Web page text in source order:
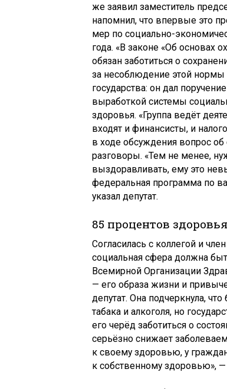
же заявил заместитель
напомнил, что впервые это
мер по социально-
года. «В законе «Об основах
обязан заботиться о
за несоблюдение этой нормы
государства: он дал
выработкой системы
здоровья. «Группа ведёт
входят и финансисты, и
в ходе обсуждения вопрос об
разговоры. «Тем не менее,
выздоравливать, ему это
федеральная программа по
указал депутат.
85 процентов
Согласилась с коллегой и
социальная сфера должна
Всемирной Организации
— его образа жизни и
депутат. Она подчеркнула,
табака и алкоголя, но
его черёд заботиться о
серьёзно снижает
к своему здоровью, у
к собственному здоровью», —